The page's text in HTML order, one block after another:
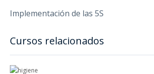
Implementación de las 5S
Cursos relacionados